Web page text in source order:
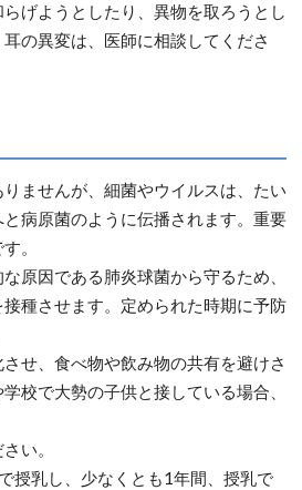
げようとしたり、異物を取ろうとし
の異変は、医師に相談してくださ
ませんが、細菌やウイルスは、たい
病原菌のように伝播されます。重要
。
原因である肺炎球菌から守るため、
種させます。定められた時期に予防
せ、食べ物や飲み物の共有を避けさ
校で大勢の子供と接している場合、
い。
授乳し、少なくとも1年間、授乳で